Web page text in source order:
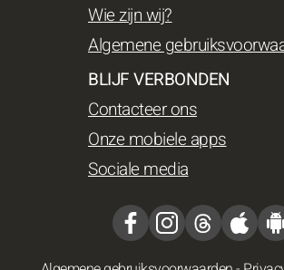
Wie zijn wij?
Algemene
BLIJF VERBONDEN
Contacteer ons
Onze mobiele apps
Sociale media